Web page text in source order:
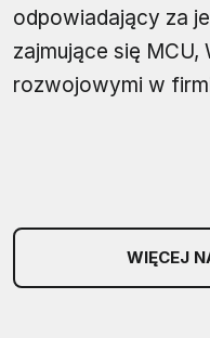
odpowiadający za
zajmujące się MCU,
rozwojowymi w
WIĘCEJ